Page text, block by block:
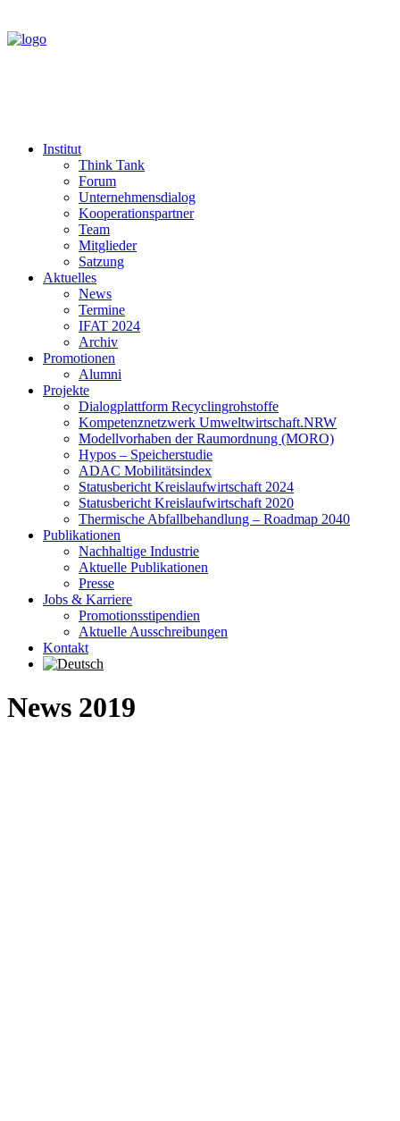
Institut
Think Tank
Forum
Unternehmensdialog
Kooperationspartner
Team
Mitglieder
Satzung
Aktuelles
News
Termine
IFAT 2024
Archiv
Promotionen
Alumni
Projekte
Dialogplattform Recyclingrohstoffe
Kompetenznetzwerk Umweltwirtschaft.NRW
Modellvorhaben der Raumordnung (MORO)
Hypos – Speicherstudie
ADAC Mobilitätsindex
Statusbericht Kreislaufwirtschaft 2024
Statusbericht Kreislaufwirtschaft 2020
Thermische Abfallbehandlung – Roadmap 2040
Publikationen
Nachhaltige Industrie
Aktuelle Publikationen
Presse
Jobs & Karriere
Promotionsstipendien
Aktuelle Ausschreibungen
Kontakt
News 2019